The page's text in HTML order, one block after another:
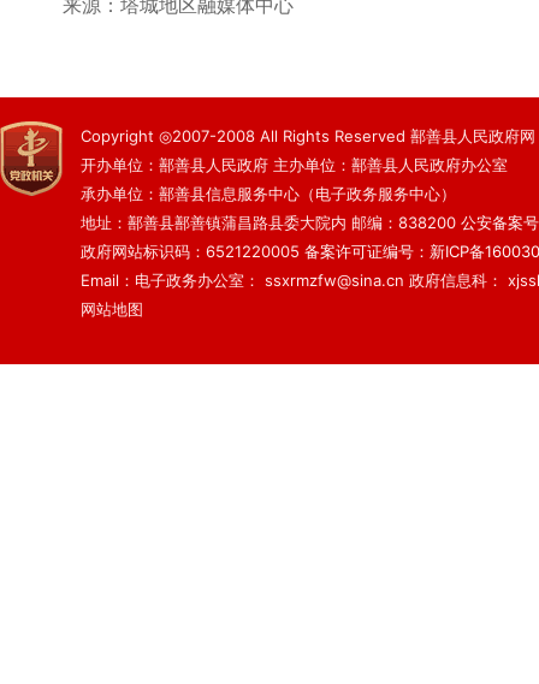
来源：塔城地区融媒体中心
Copyright ◎2007-2008 All Rights Reserved 鄯善县人民政府网
开办单位：鄯善县人民政府 主办单位：鄯善县人民政府办公室
承办单位：鄯善县信息服务中心（电子政务服务中心）
地址：鄯善县鄯善镇蒲昌路县委大院内 邮编：838200 公安备案
政府网站标识码：6521220005 备案许可证编号：新ICP备
Email：电子政务办公室： ssxrmzfw@sina.cn 政府信息科：
网站地图